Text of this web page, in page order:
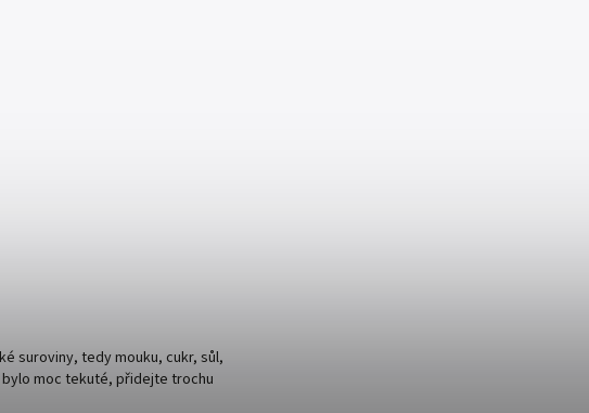
suroviny, tedy mouku, cukr, sůl,
moc tekuté, přidejte trochu